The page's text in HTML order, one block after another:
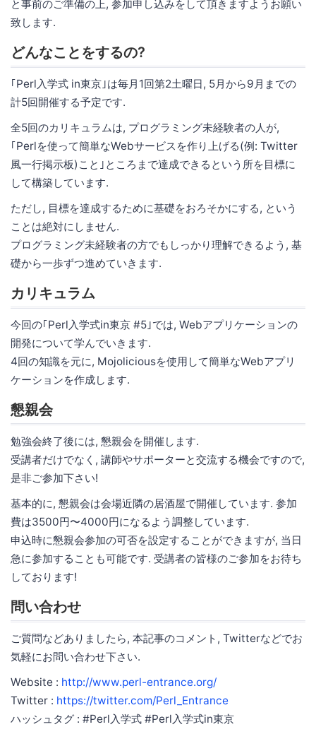
と事前のご準備の上, 参加申し込みをして頂きますようお願い
致します.
どんなことをするの?
｢Perl入学式 in東京｣は毎月1回第2土曜日, 5月から9月までの
計5回開催する予定です.
全5回のカリキュラムは, プログラミング未経験者の人が,
｢Perlを使って簡単なWebサービスを作り上げる(例: Twitter
風一行掲示板)こと｣ところまで達成できるという所を目標に
して構築しています.
ただし, 目標を達成するために基礎をおろそかにする, という
ことは絶対にしません.
プログラミング未経験者の方でもしっかり理解できるよう, 基
礎から一歩ずつ進めていきます.
カリキュラム
今回の｢Perl入学式in東京 #5｣では, Webアプリケーションの
開発について学んでいきます.
4回の知識を元に, Mojoliciousを使用して簡単なWebアプリ
ケーションを作成します.
懇親会
勉強会終了後には, 懇親会を開催します.
受講者だけでなく, 講師やサポーターと交流する機会ですので,
是非ご参加下さい!
基本的に, 懇親会は会場近隣の居酒屋で開催しています. 参加
費は3500円〜4000円になるよう調整しています.
申込時に懇親会参加の可否を設定することができますが, 当日
急に参加することも可能です. 受講者の皆様のご参加をお待ち
しております!
問い合わせ
ご質問などありましたら, 本記事のコメント, Twitterなどでお
気軽にお問い合わせ下さい.
Website : http://www.perl-entrance.org/
Twitter : https://twitter.com/Perl_Entrance
ハッシュタグ : #Perl入学式 #Perl入学式in東京